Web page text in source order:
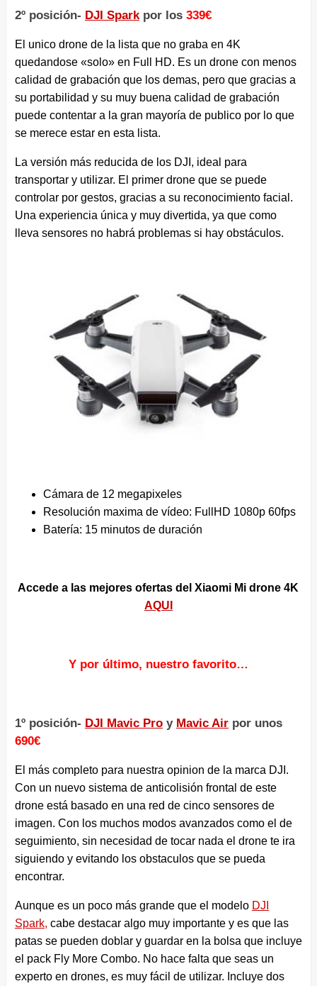
2º posición- DJI Sparkpor los 339€
El unico drone de la lista que no graba en 4K
quedandose «solo» en Full HD. Es un drone con menos
calidad de grabación que los demas, pero que gracias a
su portabilidad y su muy buena calidad de grabación
puede contentar a la gran mayoría de publico por lo que
se merece estar en esta lista.
La versión más reducida de los DJI, ideal para
transportar y utilizar. El primer drone que se puede
controlar por gestos, gracias a su reconocimiento facial.
Una experiencia única y muy divertida, ya que como
lleva sensores no habrá problemas si hay obstáculos.
Cámara de 12 megapixeles
Resolución maxima de vídeo: FullHD 1080p 60fps
Batería: 15 minutos de duración
Accede a las mejores ofertas del Xiaomi Mi drone 4K
AQUI
Y por último, nuestro favorito…
1º posición- DJI Mavic Proy Mavic Airpor unos
690€
El más completo para nuestra opinion de la marca DJI.
Con un nuevo sistema de anticolisión frontal de este
drone está basado en una red de cinco sensores de
imagen. Con los muchos modos avanzados como el de
seguimiento, sin necesidad de tocar nada el drone te ira
siguiendo y evitando los obstaculos que se pueda
encontrar.
Aunque es un poco más grande que el modelo DJI
Spark, cabe destacar algo muy importante y es que las
patas se pueden doblar y guardar en la bolsa que incluye
el pack Fly More Combo. No hace falta que seas un
experto en drones, es muy fácil de utilizar. Incluye dos